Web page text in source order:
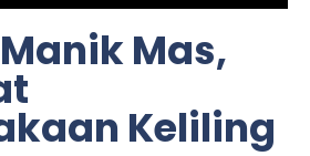
Mas,
Keliling